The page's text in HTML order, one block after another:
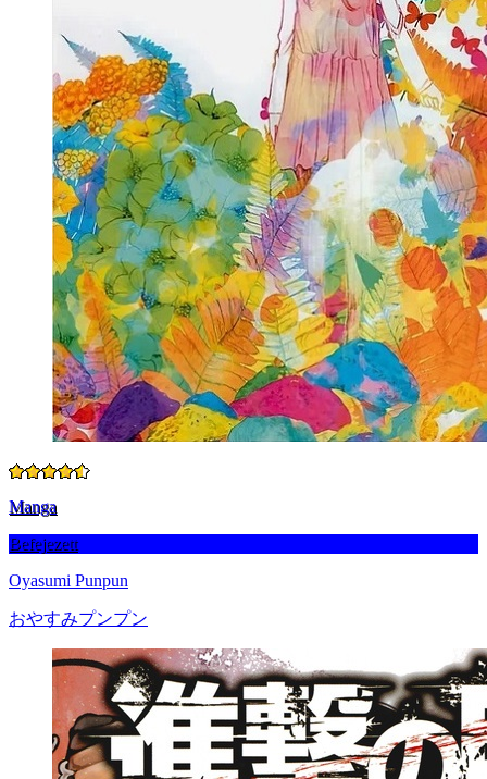
Manga
Befejezett
Oyasumi Punpun
おやすみプンプン